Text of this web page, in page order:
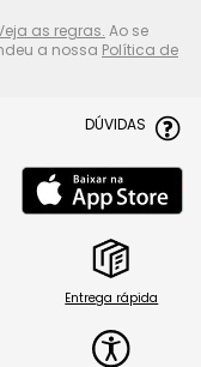
as regras. Ao se
a nossa Política de
DÚVIDAS
Entrega rápida